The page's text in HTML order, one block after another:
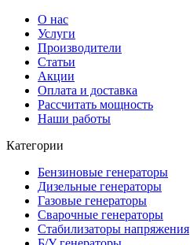
О нас
Услуги
Производители
Статьи
Акции
Оплата и доставка
Рассчитать мощность
Наши работы
Категории
Бензиновые генераторы
Дизельные генераторы
Газовые генераторы
Сварочные генераторы
Стабилизаторы напряжения